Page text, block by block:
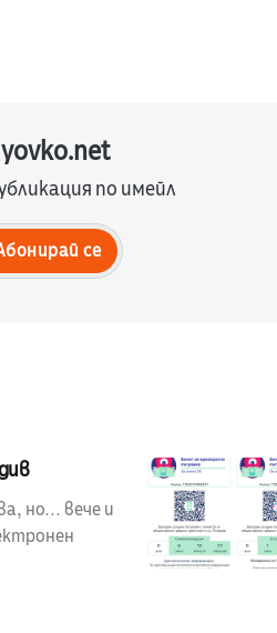
по имейл
се
но... вече и